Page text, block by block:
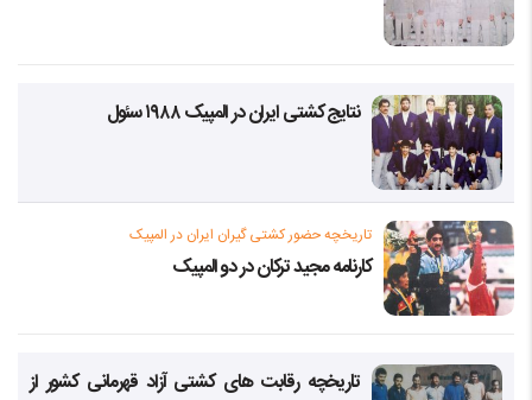
نتایج کشتی ایران در المپیک ۱۹۸۸ سئول
تاریخچه حضور کشتی گیران ایران در المپیک
کارنامه مجید ترکان در دو المپیک
تاریخچه رقابت های کشتی آزاد قهرمانی کشور از